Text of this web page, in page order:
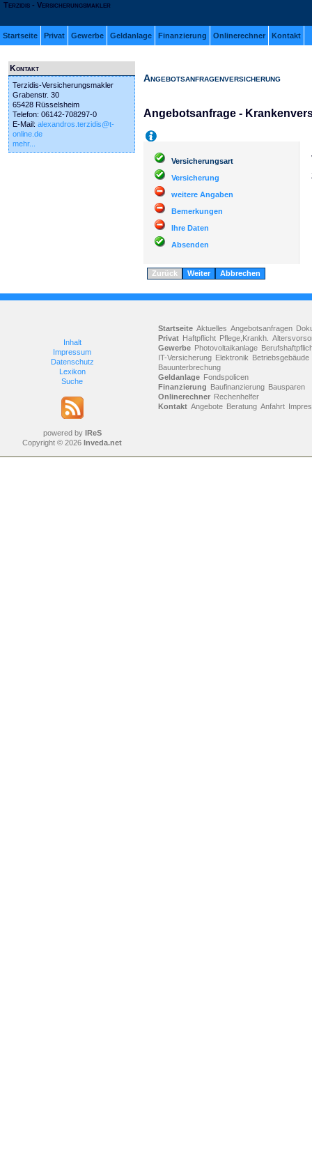
Terzidis - Versicherungsmakler
Startseite Privat Gewerbe Geldanlage Finanzierung Onlinerechner Kontakt
Kontakt
Terzidis-Versicherungsmakler
Grabenstr. 30
65428 Rüsselsheim
Telefon: 06142-708297-0
E-Mail: alexandros.terzidis@t-
online.de
mehr...
Angebotsanfragenversicherung
Angebotsanfrage -
Versicherungsart
Versicherung
weitere Angaben
Bemerkungen
Ihre Daten
Absenden
Zurück
Inhalt
Impressum
Datenschutz
Lexikon
Suche
powered by IReS
Copyright © 2026 Inveda.net
Startseite Aktuelles Angebotsanfragen
Privat Haftpflicht Pflege,Krankh.
Gewerbe Photovoltaikanlage
IT-Versicherung Elektronik Betriebsgebäude
Bauunterbrechung
Geldanlage Fondspolicen
Finanzierung Baufinanzierung Bausparen
Onlinerechner Rechenhelfer
Kontakt Angebote Beratung Anfahrt